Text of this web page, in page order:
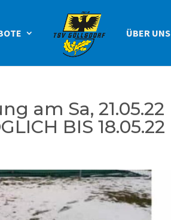
ÜBER UNS
am Sa, 21.05.22
BIS 18.05.22